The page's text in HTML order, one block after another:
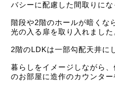
バシーに配慮した間取りにな
階段や2階のホールが暗くな
光の入る扉を取り入れました
2階のLDKは一部勾配天井に
暮らしをイメージしながら
のお部屋に造作のカウンター